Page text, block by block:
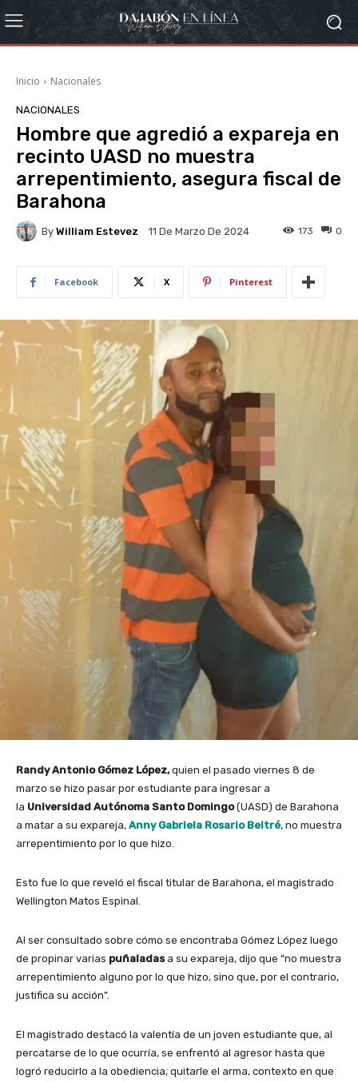
Inicio Nacionales
NACIONALES
Hombre que agredió a expareja en
recinto UASD no muestra
arrepentimiento, asegura fiscal de
Barahona
By William Estevez 11 De Marzo De 2024 0
173
Facebook X Pinterest
Randy Antonio Gómez López,quien el pasado viernes 8 de
marzo se hizo pasar por estudiante para ingresar a
la Universidad Autónoma Santo Domingo(UASD) de Barahona
a matar a su expareja, Anny Gabriela Rosario Beltré, no muestra
arrepentimiento por lo que hizo.
Esto fue lo que reveló el fiscal titular de Barahona, el magistrado
Wellington Matos Espinal.
Al ser consultado sobre cómo se encontraba Gómez López luego
de propinar varias puñaladasa su expareja, dijo que “no muestra
arrepentimiento alguno por lo que hizo, sino que, por el contrario,
justifica su acción”.
El magistrado destacó la valentía de un joven estudiante que, al
percatarse de lo que ocurría, se enfrentó al agresor hasta que
logró reducirlo a la obediencia, quitarle el arma, contexto en que